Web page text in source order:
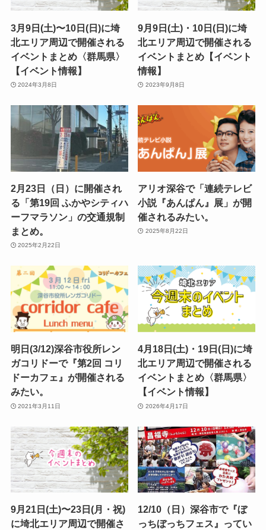
3月9日(土)〜10日(日)に埼
北エリア周辺で開催される
イベントまとめ〈群馬県〉
【イベント情報】
2024年3月8日
9月9日(土)・10日(日)に埼
北エリア周辺で開催される
イベントまとめ【イベント
情報】
2023年9月8日
2月23日（日）に開催され
る「第19回 ふかやシティハ
ーフマラソン」の交通規制
まとめ。
2025年2月22日
アリオ深谷で「連続テレビ
小説『あんぱん』展」が開
催されるみたい。
2025年8月22日
明日(3/12)深谷市役所レン
ガコリドーで『第2回 コリ
ドーカフェ』が開催される
みたい。
2021年3月11日
4月18日(土)・19日(日)に埼
北エリア周辺で開催される
イベントまとめ〈群馬県〉
【イベント情報】
2026年4月17日
9月21日(土)〜23日(月・祝)
に埼北エリア周辺で開催さ
12/10（日）深谷市で『ぼ
っちぼっちフェス』ってい